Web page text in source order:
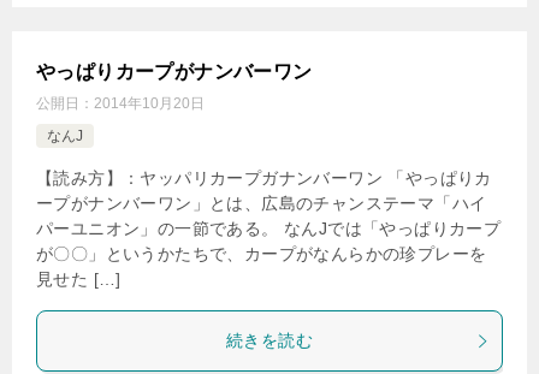
やっぱりカープがナンバーワン
公開日： 2014年10月20日
なんJ
【読み方】：ヤッパリカープガナンバーワン 「やっぱりカ
ープがナンバーワン」とは、広島のチャンステーマ「ハイ
パーユニオン」の一節である。 なんJでは「やっぱりカープ
が〇〇」というかたちで、カープがなんらかの珍プレーを
見せた […]
続きを読む